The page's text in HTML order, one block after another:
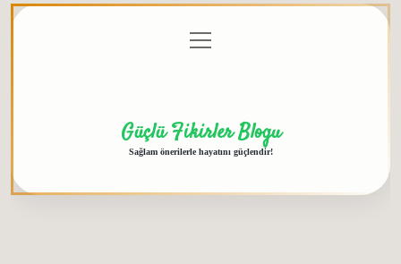
menüyü
aç
Güçlü Fikirler Blogu
Sağlam önerilerle hayatını güçlendir!